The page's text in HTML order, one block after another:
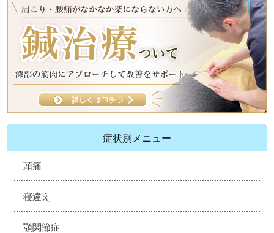
症状別メニュー
頭痛
寝違え
顎関節症